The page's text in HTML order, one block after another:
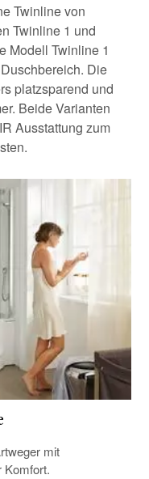
Twinline von
Twinline 1 und
Modell Twinline 1
Die
platzsparend und
Beide Varianten
Ausstattung zum
mit
Komfort.